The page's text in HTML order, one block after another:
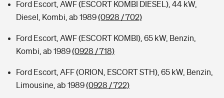
Ford Escort, AWF (ESCORT KOMBI DIESEL), 44 kW,
Diesel, Kombi, ab 1989(0928 / 702)
Ford Escort, AWF (ESCORT KOMBI), 65 kW, Benzin,
Kombi, ab 1989(0928 / 718)
Ford Escort, AFF (ORION, ESCORT STH), 65 kW, Benzin,
Limousine, ab 1989(0928 / 722)